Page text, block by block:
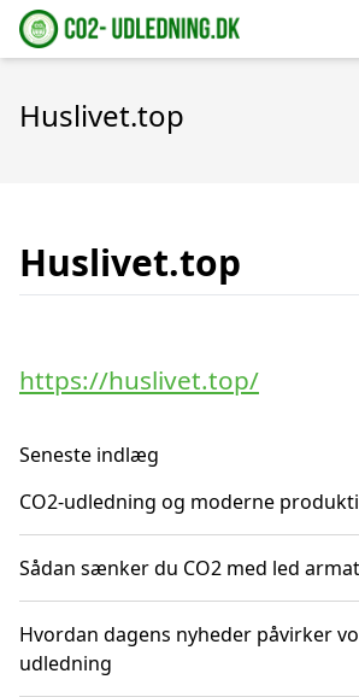
Huslivet.top
Huslivet.top
https://huslivet.top/
Seneste indlæg
CO2-udledning og moderne
Sådan sænker du CO2 med led
Hvordan dagens nyheder påvirker
udledning